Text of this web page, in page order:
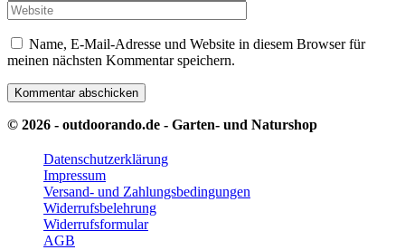
Name, E-Mail-Adresse und Website in diesem Browser für
meinen nächsten Kommentar speichern.
© 2026 - outdoorando.de - Garten- und Naturshop
Datenschutzerklärung
Impressum
Versand- und Zahlungsbedingungen
Widerrufsbelehrung
Widerrufsformular
AGB